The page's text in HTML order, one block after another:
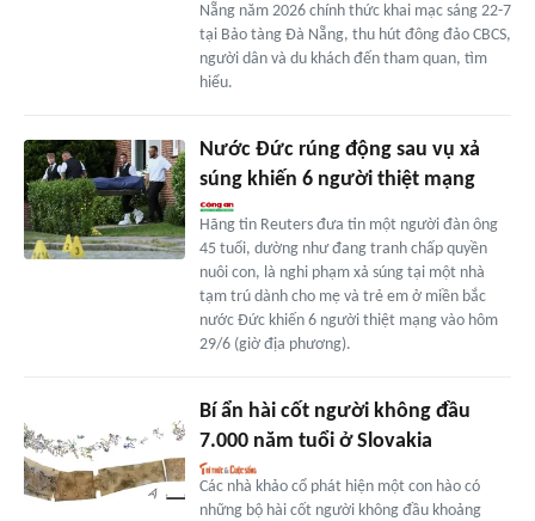
Nẵng năm 2026 chính thức khai mạc sáng 22-7
tại Bảo tàng Đà Nẵng, thu hút đông đảo CBCS,
người dân và du khách đến tham quan, tìm
hiểu.
Nước Đức rúng động sau vụ xả
súng khiến 6 người thiệt mạng
Hãng tin Reuters đưa tin một người đàn ông
45 tuổi, dường như đang tranh chấp quyền
nuôi con, là nghi phạm xả súng tại một nhà
tạm trú dành cho mẹ và trẻ em ở miền bắc
nước Đức khiến 6 người thiệt mạng vào hôm
29/6 (giờ địa phương).
Bí ẩn hài cốt người không đầu
7.000 năm tuổi ở Slovakia
Các nhà khảo cổ phát hiện một con hào có
những bộ hài cốt người không đầu khoảng